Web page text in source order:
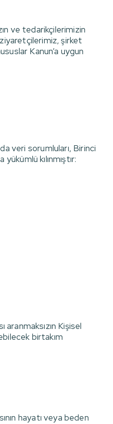
ve tedarikçilerimizin
ziyaretçilerimiz, şirket
Kanun’a uygun
veri sorumluları, Birinci
kılınmıştır:
aranmaksızın Kişisel
birtakım
hayatı veya beden